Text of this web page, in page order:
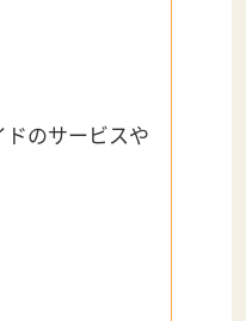
のサービスや